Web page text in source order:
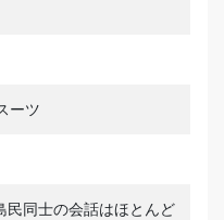
ーツ
民同士の会話はほとんど